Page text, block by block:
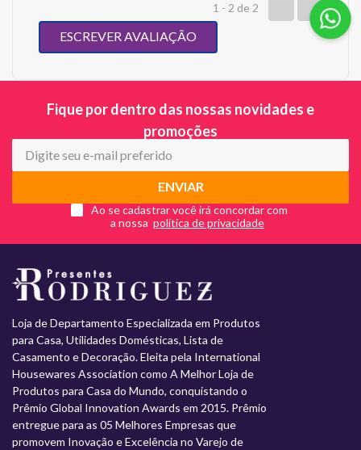
1 - 2 de 2
ESCREVER AVALIAÇÃO
Fique por dentro das nossas novidades e
promoções
ENVIAR
Ao se cadastrar você irá concordar com
a nossa
Loja de Departamento Especializada em Produtos
para Casa, Utilidades Domésticas, Lista de
Casamento e Decoração. Eleita pela International
Housewares Association como A Melhor Loja de
Produtos para Casa do Mundo, conquistando o
Prêmio Global Innovation Awards em 2015. Prêmio
entregue para as 05 Melhores Empresas que
promovem Inovação e Excelência no Varejo de